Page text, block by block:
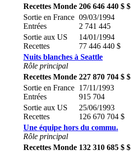
Recettes Monde 206 646 440 $ $
Sortie en France
Entrées
09/03/1994
2 741 445
Sortie aux US
Recettes
14/01/1994
77 446 440 $
Nuits blanches à Seattle
Rôle principal
Recettes Monde 227 870 704 $ $
Sortie en France
Entrées
17/11/1993
915 704
Sortie aux US
Recettes
25/06/1993
126 670 704 $
Une équipe hors du commu.
Rôle principal
Recettes Monde 132 310 685 $ $